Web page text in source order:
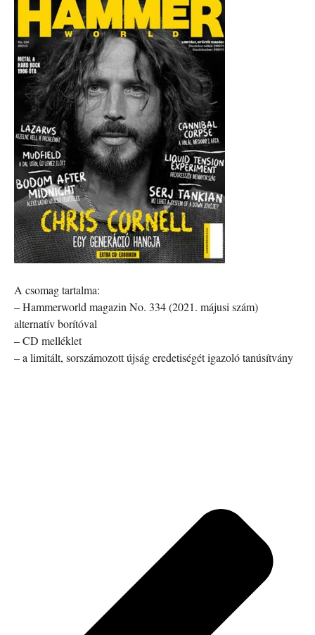
A csomag tartalma:
– Hammerworld magazin No. 334 (2021. májusi szám)
alternatív borítóval
– CD melléklet
– a limitált, sorszámozott újság eredetiségét igazoló tanúsítvány